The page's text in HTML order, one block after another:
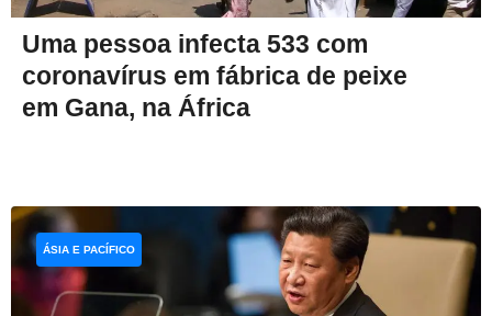
Uma pessoa infecta 533 com
coronavírus em fábrica de peixe
em Gana, na África
ÁSIA E PACÍFICO